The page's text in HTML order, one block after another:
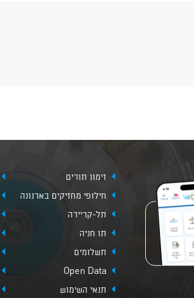
זימון תורים
חילופי מחזיקים בארנונה
תל-קריירה
תו חניה
תשלומים
Open Data
תנאי השימוש